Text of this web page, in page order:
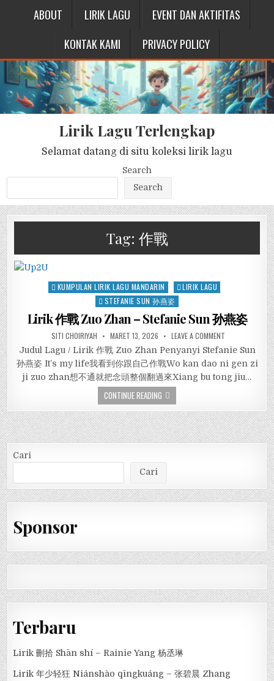
ABOUT LIRIK LAGU
EVENT DAN AKTIFITAS
KONTAK KAMI
PRIVACY POLICY
Lirik Lagu Terlengkap
Selamat datang di situ koleksi lirik lagu
Search
Search
Tag: 作戰
Posted
KUMPULAN LIRIK LAGU MANDARIN
LIRIK LAGU
STEFANIE SUN 孙燕姿
Lirik 作戰 Zuo Zhan – Stefanie Sun 孙燕姿
SITI CHOIRIYAH MARET 13, 2026 LEAVE A COMMENT
Judul Lagu / Lirik 作戰 Zuo Zhan Penyanyi Stefanie Sun
孙燕姿 It’s my life我看到你跟自己作戰Wo kan dao ni gen zi
ji zuo zhan想不通就把念頭整個翻過來Xiang bu tong jiu…
CONTINUE READING
Cari
Cari
Sponsor
Terbaru
Lirik 刪拾 Shān shí – Rainie Yang 杨丞琳
Lirik 年少轻狂 Niánshào qīngkuáng – 张碧晨 Zhang